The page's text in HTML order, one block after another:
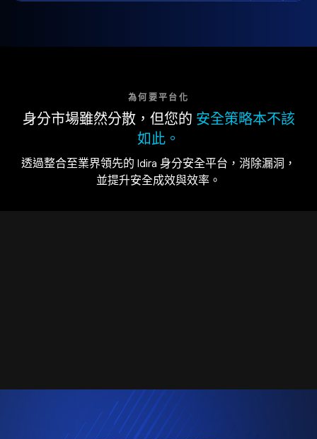
為何要平台化
身分市場雖然分散，但您的 安全策略本不該
如此。
透過整合至業界領先的 Idira 身分安全平台，消除漏洞，
並提升安全成效與效率。